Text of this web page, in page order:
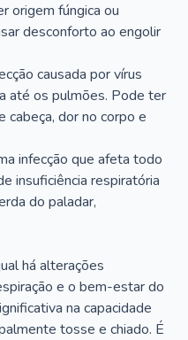
origem fúngica ou
desconforto ao engolir
causada por vírus
até os pulmões. Pode ter
cabeça, dor no corpo e
infecção que afeta todo
insuficiência respiratória
do paladar,
há alterações
e o bem-estar do
na capacidade
tosse e chiado. É